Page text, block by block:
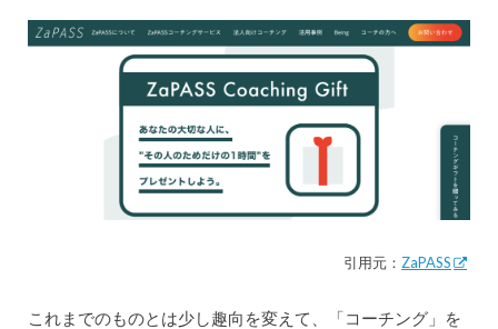
引用元：ZaPASS
これまでのものとは少し趣向を変えて、「コーチング」を